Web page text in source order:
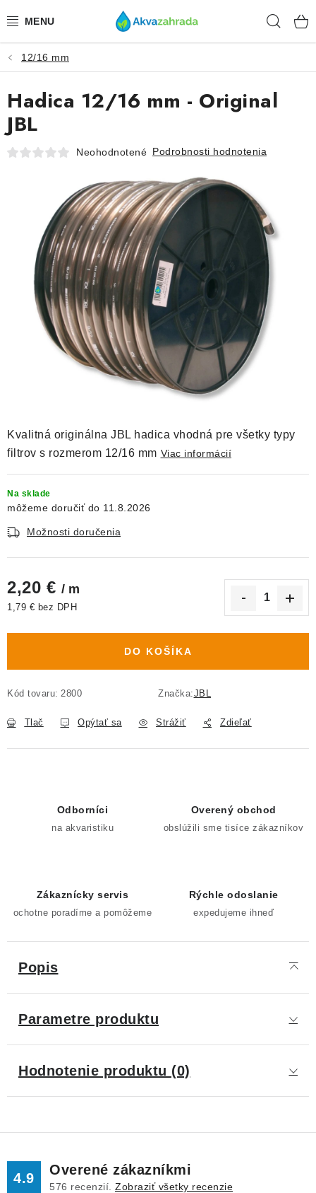
na
TECHNIKA
HNOJIVÁ
VODA
RASTLINY
SUBSTRÁTY
KRMIVÁ A VITAMÍNY
DEKORÁCIE
KREVETKY
VÝPREDAJ
Moja objednávka
12/16 mm
Kvalitná originálna JBL hadica vhodná pre všetky typy
filtrov s rozmerom 12/16 mm Viac informácií
Na sklade
11.8.2026
Možnosti doručenia
2,20 € / m
1,79 € bez DPH
DO KOŠÍKA
Kód tovaru: 2800 Značka:JBL
Tlač Opýtať sa Strážiť Zdieľať
Hadica 12/16 mm - Original
JBL
Neohodnotené Podrobnosti hodnotenia
Odborníci
na akvaristiku
Overený obchod
obslúžili sme tisíce zákazníkov
Zákaznícky servis
ochotne poradíme a pomôžeme
Rýchle odoslanie
expedujeme ihneď
Popis
Parametre produktu
Hodnotenie produktu (0)
4.9
Overené zákazníkmi
576 recenzií. Zobraziť všetky recenzie